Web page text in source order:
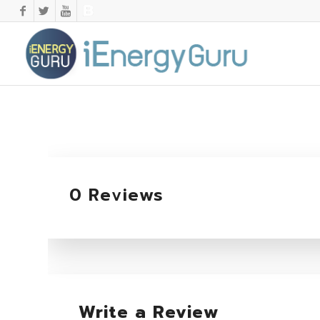
0 Reviews
Write a Review